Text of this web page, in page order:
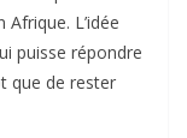
L’idée
puisse répondre
que de rester